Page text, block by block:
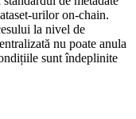
urilor on-chain.
la nivel de
nu poate anula
sunt îndeplinite